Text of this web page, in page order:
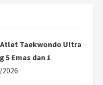
Taekwondo Ultra
5 Emas dan 1